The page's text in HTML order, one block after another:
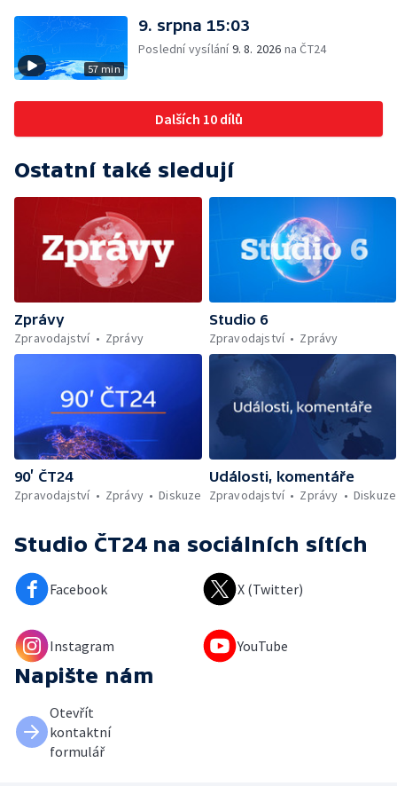
57 min
9. srpna 15:03
Poslední vysílání9. 8. 2026 na ČT24
Dalších 10 dílů
Ostatní také sledují
Zprávy
Zpravodajství
Zprávy
Studio 6
Zpravodajství
Zprávy
90’ ČT24
Zpravodajství
Zprávy Diskuze
Události, komentáře
Zpravodajství
Zprávy Diskuze
Studio ČT24 na sociálních sítích
Facebook X (Twitter)
Instagram YouTube
Napište nám
Otevřít
kontaktní
formulář